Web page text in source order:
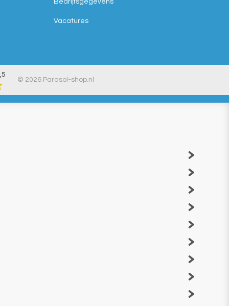
Bedrijfsgegevens
Vacatures
© 2026 Parasol-shop.nl